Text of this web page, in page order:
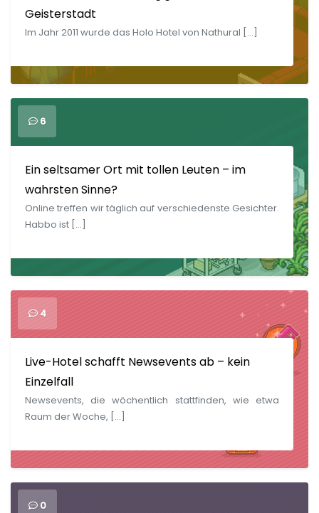
Geisterstadt
Im Jahr 2011 wurde das Holo Hotel von Nathural […]
6
Ein seltsamer Ort mit tollen Leuten – im
wahrsten Sinne?
Online treffen wir täglich auf verschiedenste Gesichter.
Habbo ist […]
4
Live-Hotel schafft Newsevents ab – kein
Einzelfall
Newsevents, die wöchentlich stattfinden, wie etwa
Raum der Woche, […]
0